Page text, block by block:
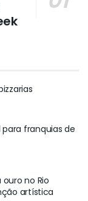
franquias de
no Rio
artística